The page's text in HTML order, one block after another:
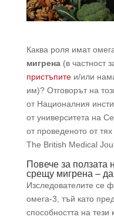
Каква роля имат
мигрена(в частност
пристъпитеи/или
им)? Отговорът на
от Националния
от университета на
от проведеното от
The British Medical
Повече за ползата
срещу мигрена –
Изследователите се
омега-3, тъй като
способността на